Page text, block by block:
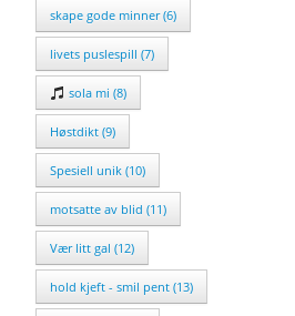
skape gode minner (6)
livets puslespill (7)
sola mi (8)
Høstdikt (9)
Spesiell unik (10)
motsatte av blid (11)
Vær litt gal (12)
hold kjeft - smil pent (13)